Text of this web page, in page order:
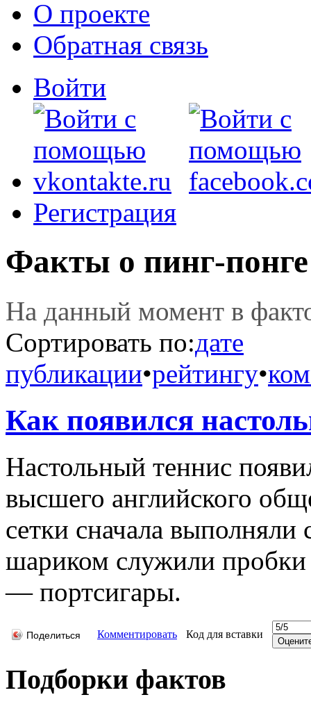
О проекте
Обратная связь
Войти
Регистрация
Факты о пинг-понге
На данный момент в
Сортировать по:дате
публикации•рейтингу•
Как появился
Настольный теннис
высшего английского
сетки сначала выполняли
шариком служили пробки
— портсигары.
Поделиться Комментировать Код для вставки
Подборки фактов